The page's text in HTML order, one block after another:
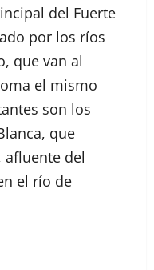
del Fuerte
por los ríos
que van al
el mismo
son los
que
afluente del
el río de